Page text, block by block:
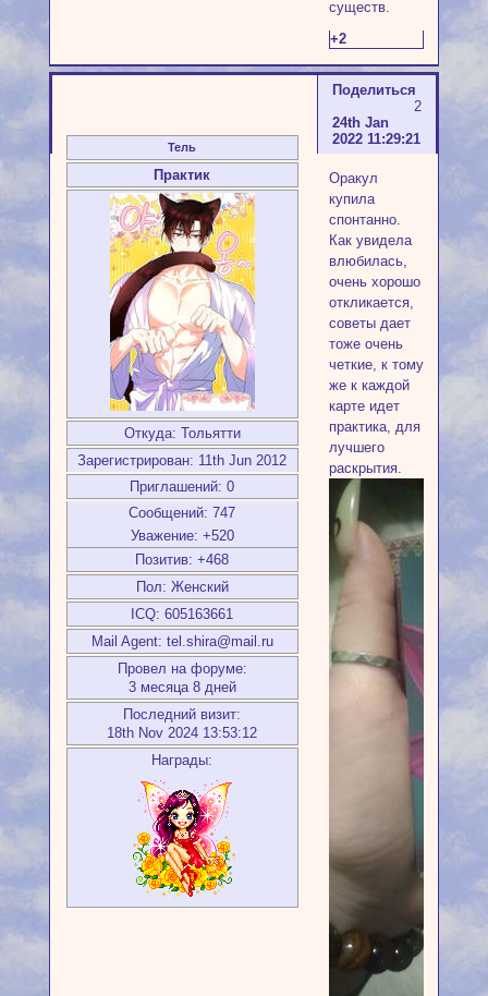
существ.
+2
Поделиться
2
24th Jan
2022 11:29:21
Тель
Практик
Откуда: Тольятти
Зарегистрирован: 11th Jun 2012
Приглашений: 0
Сообщений: 747
Уважение: +520
Позитив: +468
Пол: Женский
ICQ: 605163661
Mail Agent: tel.shira@mail.ru
Провел на форуме:
3 месяца 8 дней
Последний визит:
18th Nov 2024 13:53:12
Награды:
Оракул
купила
спонтанно.
Как увидела
влюбилась,
очень хорошо
откликается,
советы дает
тоже очень
четкие, к тому
же к каждой
карте идет
практика, для
лучшего
раскрытия.